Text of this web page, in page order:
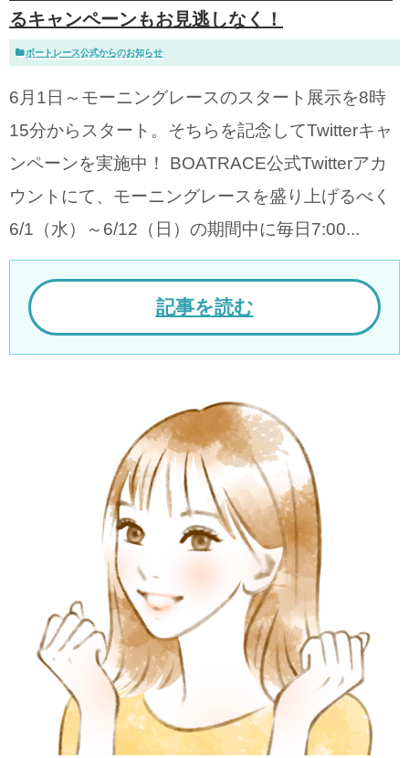
るキャンペーンもお見逃しなく！
ボートレース公式からのお知らせ
6月1日～モーニングレースのスタート展示を8時
15分からスタート。そちらを記念してTwitterキャ
ンペーンを実施中！ BOATRACE公式Twitterアカ
ウントにて、モーニングレースを盛り上げるべく
6/1（水）～6/12（日）の期間中に毎日7:00...
記事を読む